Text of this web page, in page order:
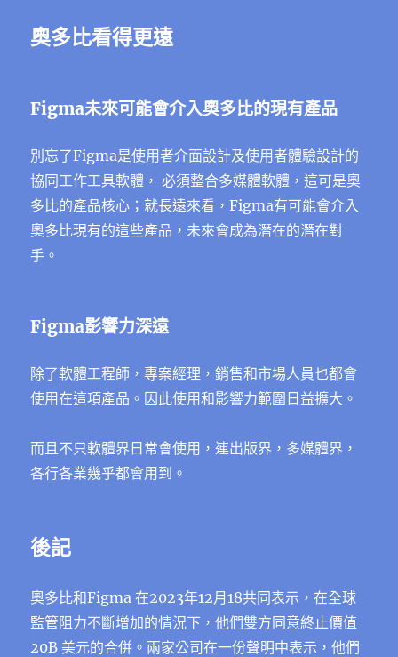
奧多比看得更遠
Figma未來可能會介入奧多比的現有產品
別忘了Figma是使用者介面設計及使用者體驗設計的
協同工作工具軟體， 必須整合多媒體軟體，這可是奧
多比的產品核心；就長遠來看，Figma有可能會介入
奧多比現有的這些產品，未來會成為潛在的潛在對
手。
Figma影響力深遠
除了軟體工程師，專案經理，銷售和市場人員也都會
使用在這項產品。因此使用和影響力範圍日益擴大。
而且不只軟體界日常會使用，連出版界，多媒體界，
各行各業幾乎都會用到。
後記
奧多比和Figma 在2023年12月18共同表示，在全球
監管阻力不斷增加的情況下，他們雙方同意終止價值
20B 美元的合併。兩家公司在一份聲明中表示，他們